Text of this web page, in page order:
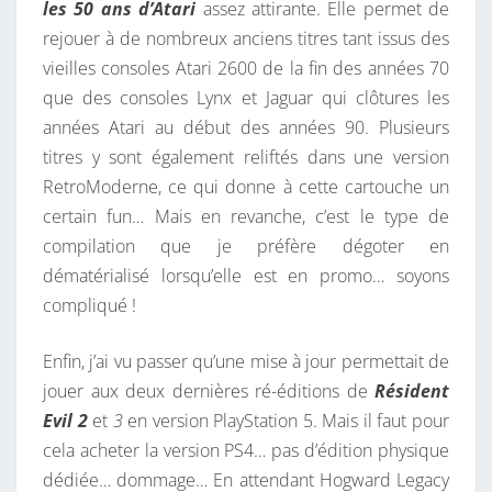
les 50 ans d’Atari assez attirante. Elle permet de
rejouer à de nombreux anciens titres tant issus des
vieilles consoles Atari 2600 de la fin des années 70
que des consoles Lynx et Jaguar qui clôtures les
années Atari au début des années 90. Plusieurs
titres y sont également reliftés dans une version
RetroModerne, ce qui donne à cette cartouche un
certain fun… Mais en revanche, c’est le type de
compilation que je préfère dégoter en
dématérialisé lorsqu’elle est en promo… soyons
compliqué !
Enfin, j’ai vu passer qu’une mise à jour permettait de
jouer aux deux dernières ré-éditions de Résident
Evil 2et 3en version PlayStation 5. Mais il faut pour
cela acheter la version PS4… pas d’édition physique
dédiée… dommage… En attendant Hogward Legacy